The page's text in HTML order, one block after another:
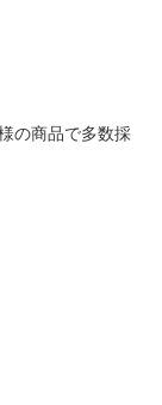
の商品で多数採